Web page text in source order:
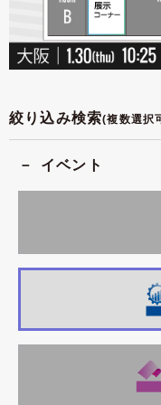
絞り込み検索(複数選択
イベント